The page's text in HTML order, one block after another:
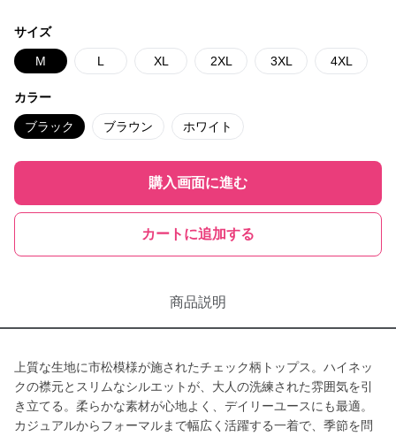
サイズ
M L XL 2XL 3XL 4XL
カラー
ブラック ブラウン ホワイト
購入画面に進む
カートに追加する
商品説明
上質な生地に市松模様が施されたチェック柄トップス。ハイネッ
クの襟元とスリムなシルエットが、大人の洗練された雰囲気を引
き立てる。柔らかな素材が心地よく、デイリーユースにも最適。
カジュアルからフォーマルまで幅広く活躍する一着で、季節を問